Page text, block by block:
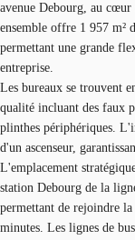
avenue Debourg, au
ensemble offre 1 957 m²
permettant une grande
entreprise.
Les bureaux se trouvent
qualité incluant des faux
plinthes périphériques.
d'un ascenseur,
L'emplacement
station Debourg de la
permettant de rejoindre
minutes. Les lignes de